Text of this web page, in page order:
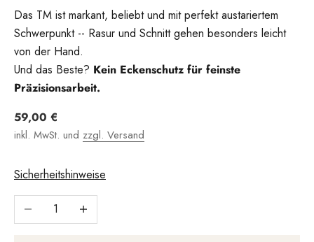
Das TM ist markant, beliebt und mit perfekt austariertem
Schwerpunkt -- Rasur und Schnitt gehen besonders leicht
von der Hand.
Und das Beste? Kein Eckenschutz für feinste
Präzisionsarbeit.
Angebot
59,00 €
inkl. MwSt. und zzgl. Versand
Sicherheitshinweise
Anzahl verringernAnzahl erhöhen